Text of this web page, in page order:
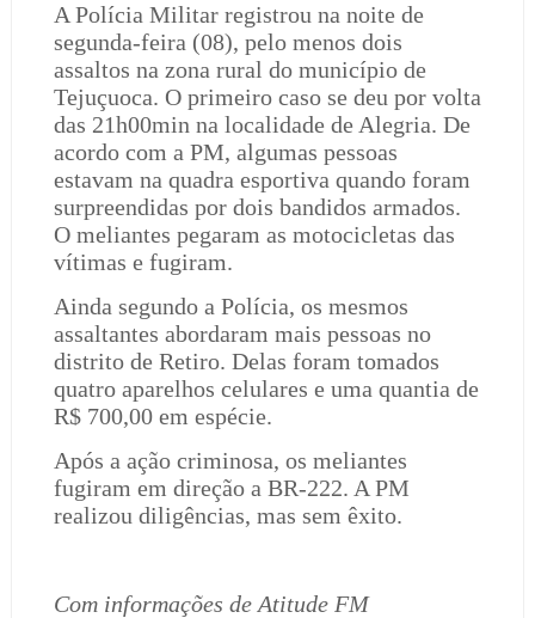
A Polícia Militar registrou na noite de
segunda-feira (08), pelo menos dois
assaltos na zona rural do município de
Tejuçuoca. O primeiro caso se deu por volta
das 21h00min na localidade de Alegria. De
acordo com a PM, algumas pessoas
estavam na quadra esportiva quando foram
surpreendidas por dois bandidos armados.
O meliantes pegaram as motocicletas das
vítimas e fugiram.
Ainda segundo a Polícia, os mesmos
assaltantes abordaram mais pessoas no
distrito de Retiro. Delas foram tomados
quatro aparelhos celulares e uma quantia de
R$ 700,00 em espécie.
Após a ação criminosa, os meliantes
fugiram em direção a BR-222. A PM
realizou diligências, mas sem êxito.
Com informações de Atitude FM